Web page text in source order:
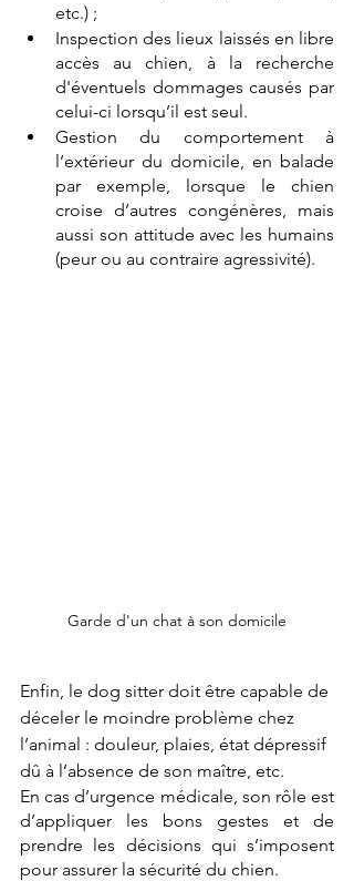
etc.) ;
Inspection des lieux laissés en libre
accès au chien, à la recherche
d'éventuels dommages causés par
celui-ci lorsqu’il est seul.
Gestion du comportement à
l’extérieur du domicile, en balade
par exemple, lorsque le chien
croise d’autres congénères, mais
aussi son attitude avec les humains
(peur ou au contraire agressivité).
Garde d'un chat à son domicile
Enfin, le dog sitter doit être capable de
déceler le moindre problème chez
l’animal : douleur, plaies, état dépressif
dû à l’absence de son maître, etc.
En cas d’urgence médicale, son rôle est
d’appliquer les bons gestes et de
prendre les décisions qui s’imposent
pour assurer la sécurité du chien.